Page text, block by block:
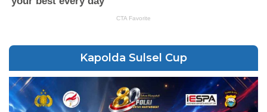
Kapolda Sulsel Cup